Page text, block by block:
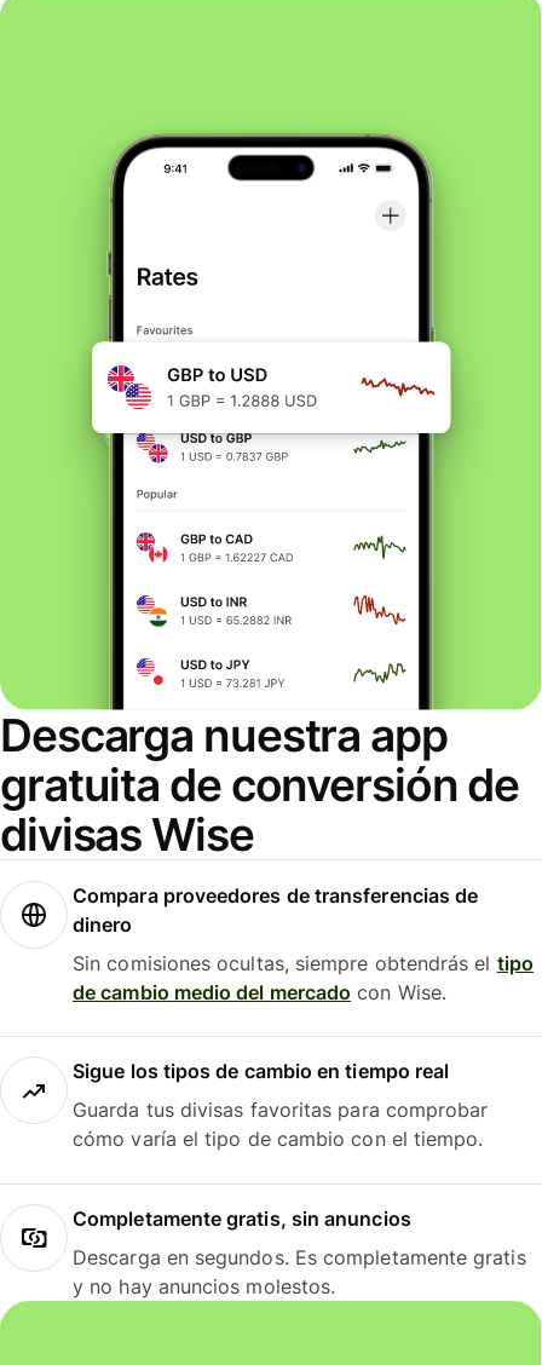
Descarga nuestra app
gratuita de conversión de
divisas Wise
Compara proveedores de transferencias de
dinero
Sin comisiones ocultas, siempre obtendrás el tipo
de cambio medio del mercado con Wise.
Sigue los tipos de cambio en tiempo real
Guarda tus divisas favoritas para comprobar
cómo varía el tipo de cambio con el tiempo.
Completamente gratis, sin anuncios
Descarga en segundos. Es completamente gratis
y no hay anuncios molestos.